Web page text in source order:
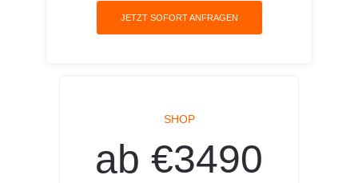
JETZT SOFORT ANFRAGEN
SHOP
ab €3490